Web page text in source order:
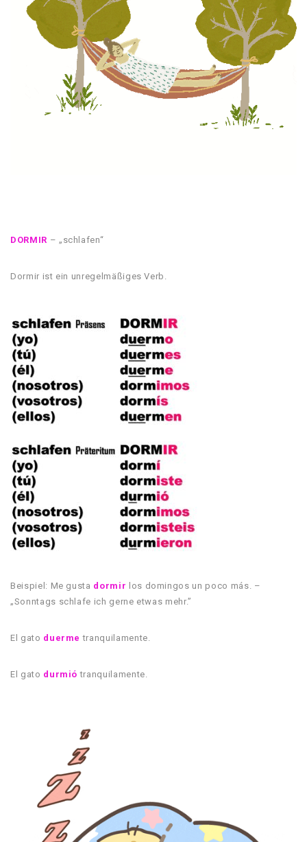
DORMIR – „schlafen“
Dormir ist ein unregelmäßiges Verb.
Beispiel: Me gusta dormir los domingos un poco más. –
„Sonntags schlafe ich gerne etwas mehr.”
El gato duerme tranquilamente.
El gato durmió tranquilamente.